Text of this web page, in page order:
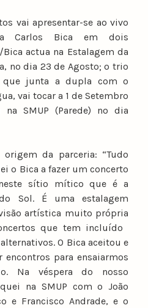
vai apresentar-se ao vivo
Carlos Bica em dois
actua na Estalagem da
no dia 23 de Agosto; o trio
que junta a dupla com o
vai tocar a 1 de Setembro
SMUP (Parede) no dia
da parceria: “Tudo
o Bica a fazer um concerto
sítio mítico que é a
Sol. É uma estalagem
artística muito própria
​que tem incluído​
O Bica aceitou e
para ensaiarmos
Na véspera do nosso
na SMUP com o João
e Francisco Andrade, e o